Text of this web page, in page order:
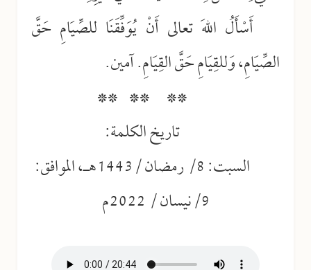
أَسْأَلُ اللهَ تعالى أَنْ يُوَفِّقَنَا للصِّيَامِ حَقَّ
الصِّيَامِ، وَللقِيَامِ حَقَّ القِيَامِ. آمين.
** ** **
تاريخ الكلمة:
السبت: 8/ رمضان /1443هـ، الموافق:
9/نيسان / 2022م